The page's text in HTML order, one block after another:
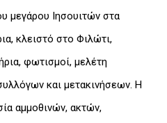
μεγάρου Ιησουιτών στα
κλειστό στο Φιλώτι,
φωτισμοί, μελέτη
και μετακινήσεων. Η
αμμοθινών, ακτών,